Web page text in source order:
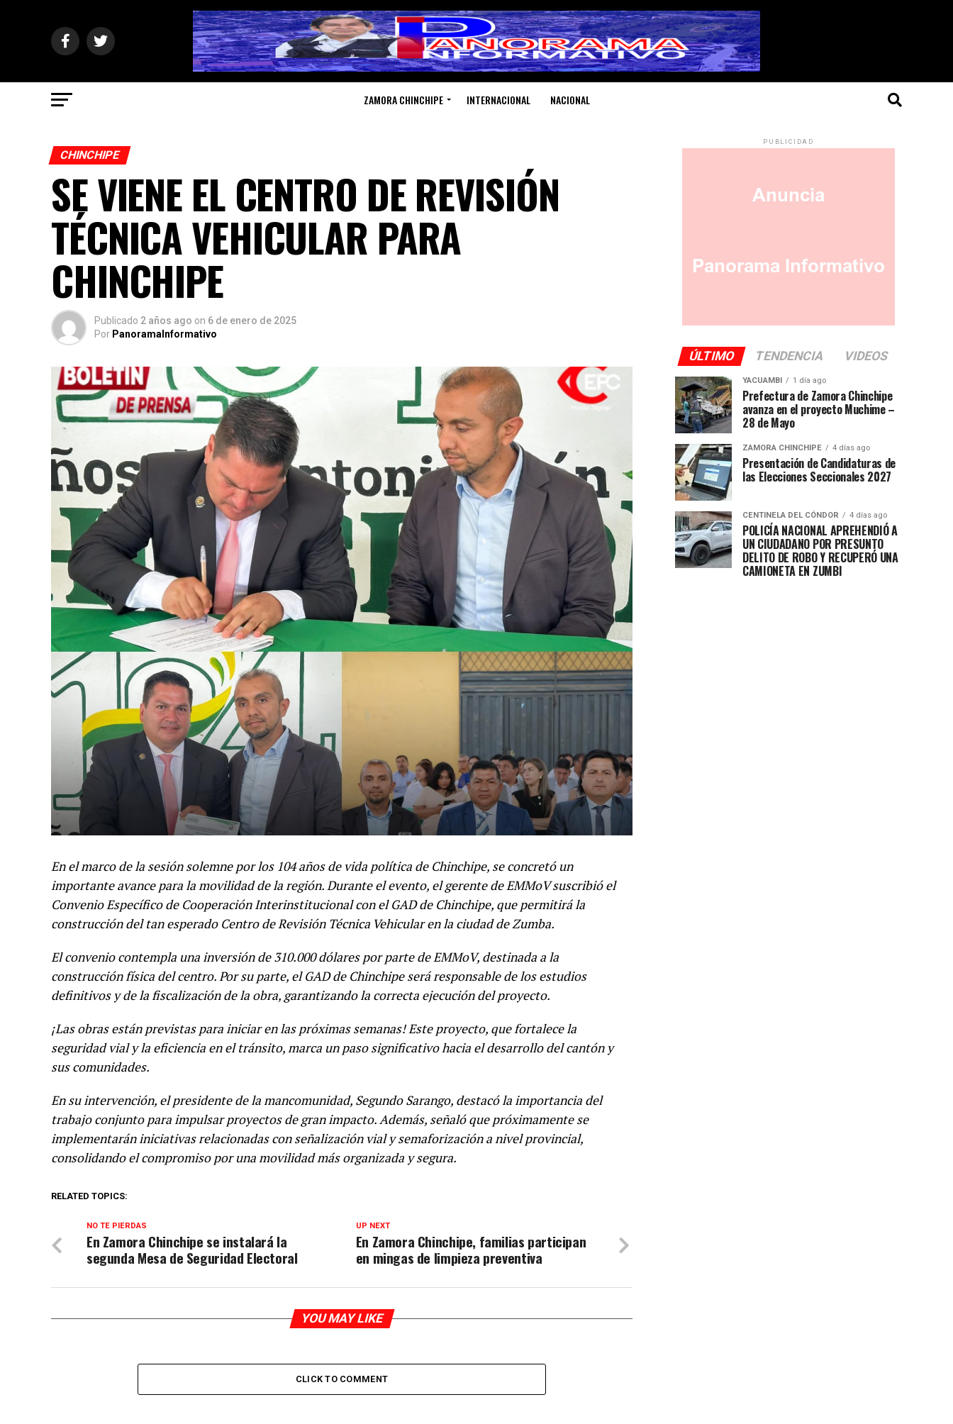
ZAMORA CHINCHIPE INTERNACIONAL NACIONAL
CHINCHIPE
SE VIENE EL CENTRO DE REVISIÓN
TÉCNICA VEHICULAR PARA
CHINCHIPE
Publicado 2 años ago on 6 de enero de 2025
Por PanoramaInformativo
En el marco de la sesión solemne por los 104 años de vida política de Chinchipe, se concretó un
importante avance para la movilidad de la región. Durante el evento, el gerente de EMMoV suscribió el
Convenio Específico de Cooperación Interinstitucional con el GAD de Chinchipe, que permitirá la
construcción del tan esperado Centro de Revisión Técnica Vehicular en la ciudad de Zumba.
El convenio contempla una inversión de 310.000 dólares por parte de EMMoV, destinada a la
construcción física del centro. Por su parte, el GAD de Chinchipe será responsable de los estudios
definitivos y de la fiscalización de la obra, garantizando la correcta ejecución del proyecto.
¡Las obras están previstas para iniciar en las próximas semanas! Este proyecto, que fortalece la
seguridad vial y la eficiencia en el tránsito, marca un paso significativo hacia el desarrollo del cantón y
sus comunidades.
En su intervención, el presidente de la mancomunidad, Segundo Sarango, destacó la importancia del
trabajo conjunto para impulsar proyectos de gran impacto. Además, señaló que próximamente se
implementarán iniciativas relacionadas con señalización vial y semaforización a nivel provincial,
consolidando el compromiso por una movilidad más organizada y segura.
RELATED TOPICS:
UP NEXT
En Zamora Chinchipe, familias participan
en mingas de limpieza preventiva
NO TE PIERDAS
En Zamora Chinchipe se instalará la
segunda Mesa de Seguridad Electoral
YOU MAY LIKE
CLICK TO COMMENT
PUBLICIDAD
ÚLTIMO TENDENCIA VIDEOS
YACUAMBI 1 día ago
Prefectura de Zamora Chinchipe
avanza en el proyecto Muchime –
28 de Mayo
ZAMORA CHINCHIPE 4 días ago
Presentación de Candidaturas de
las Elecciones Seccionales 2027
CENTINELA DEL CÓNDOR 4 días ago
POLICÍA NACIONAL APREHENDIÓ A
UN CIUDADANO POR PRESUNTO
DELITO DE ROBO Y RECUPERÓ UNA
CAMIONETA EN ZUMBI